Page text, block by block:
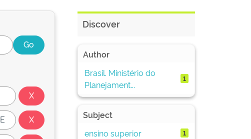
Discover
Author
Brasil. Ministério do
Planejament...
1
Subject
ensino superior
1